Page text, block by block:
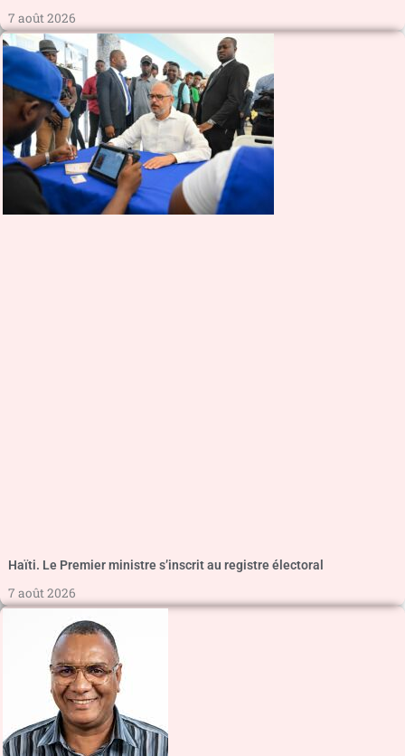
7 août 2026
Haïti. Le Premier ministre s’inscrit au registre électoral
7 août 2026